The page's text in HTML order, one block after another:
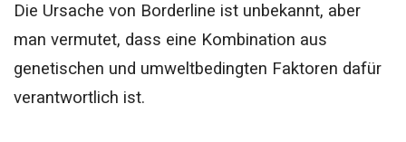
Die Ursache von Borderline ist unbekannt, aber
man vermutet, dass eine Kombination aus
genetischen und umweltbedingten Faktoren dafür
verantwortlich ist.